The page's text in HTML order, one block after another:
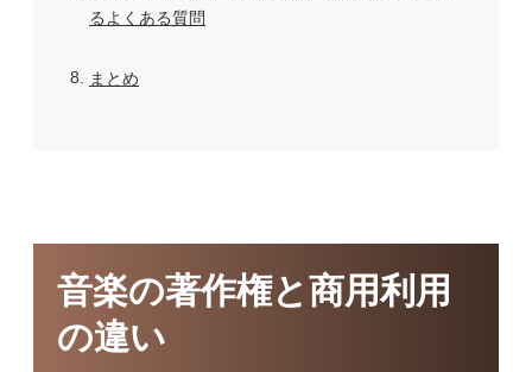
るよくある質問
8 まとめ
音楽の著作権と商用利用
の違い